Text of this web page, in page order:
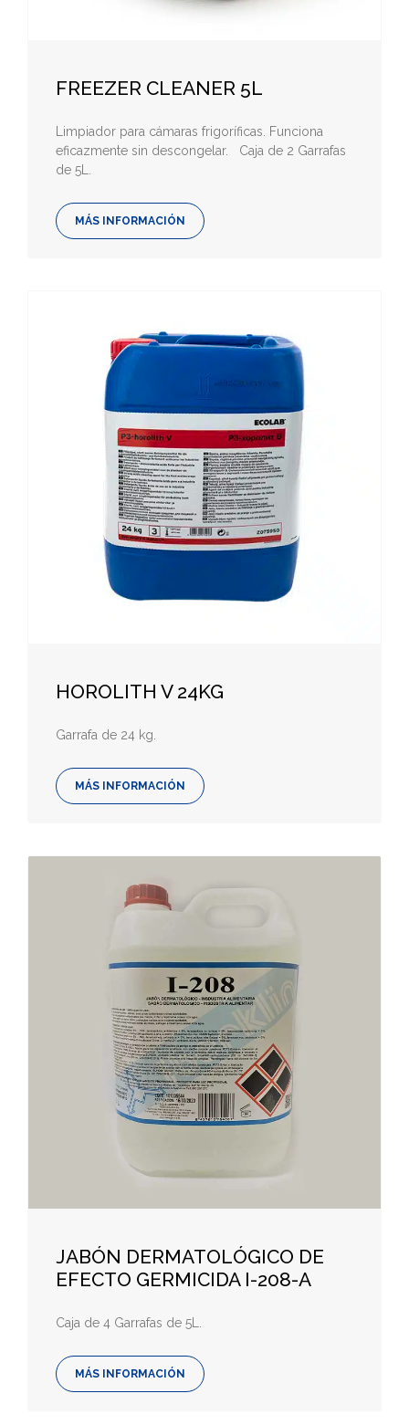
FREEZER CLEANER 5L
Limpiador para cámaras frigoríficas. Funciona
eficazmente sin descongelar. Caja de 2 Garrafas
de 5L.
MÁS INFORMACIÓN
HOROLITH V 24KG
Garrafa de 24 kg.
MÁS INFORMACIÓN
JABÓN DERMATOLÓGICO DE
EFECTO GERMICIDA I-208-A
Caja de 4 Garrafas de 5L.
MÁS INFORMACIÓN